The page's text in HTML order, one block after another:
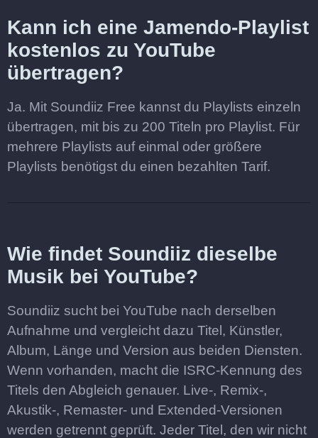
Kann ich eine Jamendo-Playlist
kostenlos zu YouTube
übertragen?
Ja. Mit Soundiiz Free kannst du Playlists einzeln
übertragen, mit bis zu 200 Titeln pro Playlist. Für
mehrere Playlists auf einmal oder größere
Playlists benötigst du einen bezahlten Tarif.
Wie findet Soundiiz dieselbe
Musik bei YouTube?
Soundiiz sucht bei YouTube nach derselben
Aufnahme und vergleicht dazu Titel, Künstler,
Album, Länge und Version aus beiden Diensten.
Wenn vorhanden, macht die ISRC-Kennung des
Titels den Abgleich genauer. Live-, Remix-,
Akustik-, Remaster- und Extended-Versionen
werden getrennt geprüft. Jeder Titel, den wir nicht